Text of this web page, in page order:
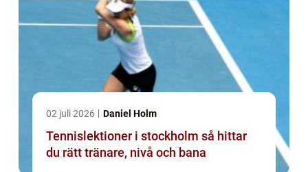
02 juli 2026 Daniel Holm
Tennislektioner i stockholm så hittar
du rätt tränare, nivå och bana